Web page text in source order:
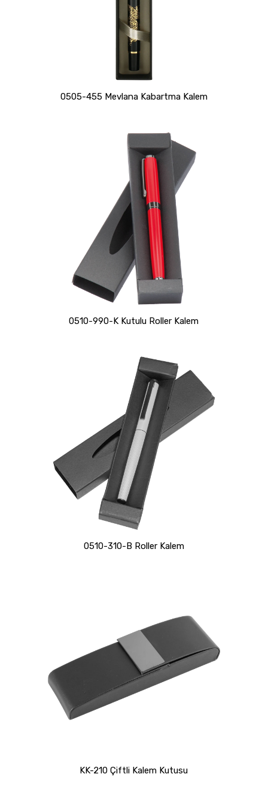
0505-455 Mevlana Kabartma Kalem
0510-990-K Kutulu Roller Kalem
0510-310-B Roller Kalem
KK-210 Çiftli Kalem Kutusu